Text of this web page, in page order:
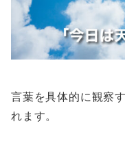
言葉を具体的に観察
れます。